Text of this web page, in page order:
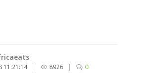
11:21:14 | 8926 | 0